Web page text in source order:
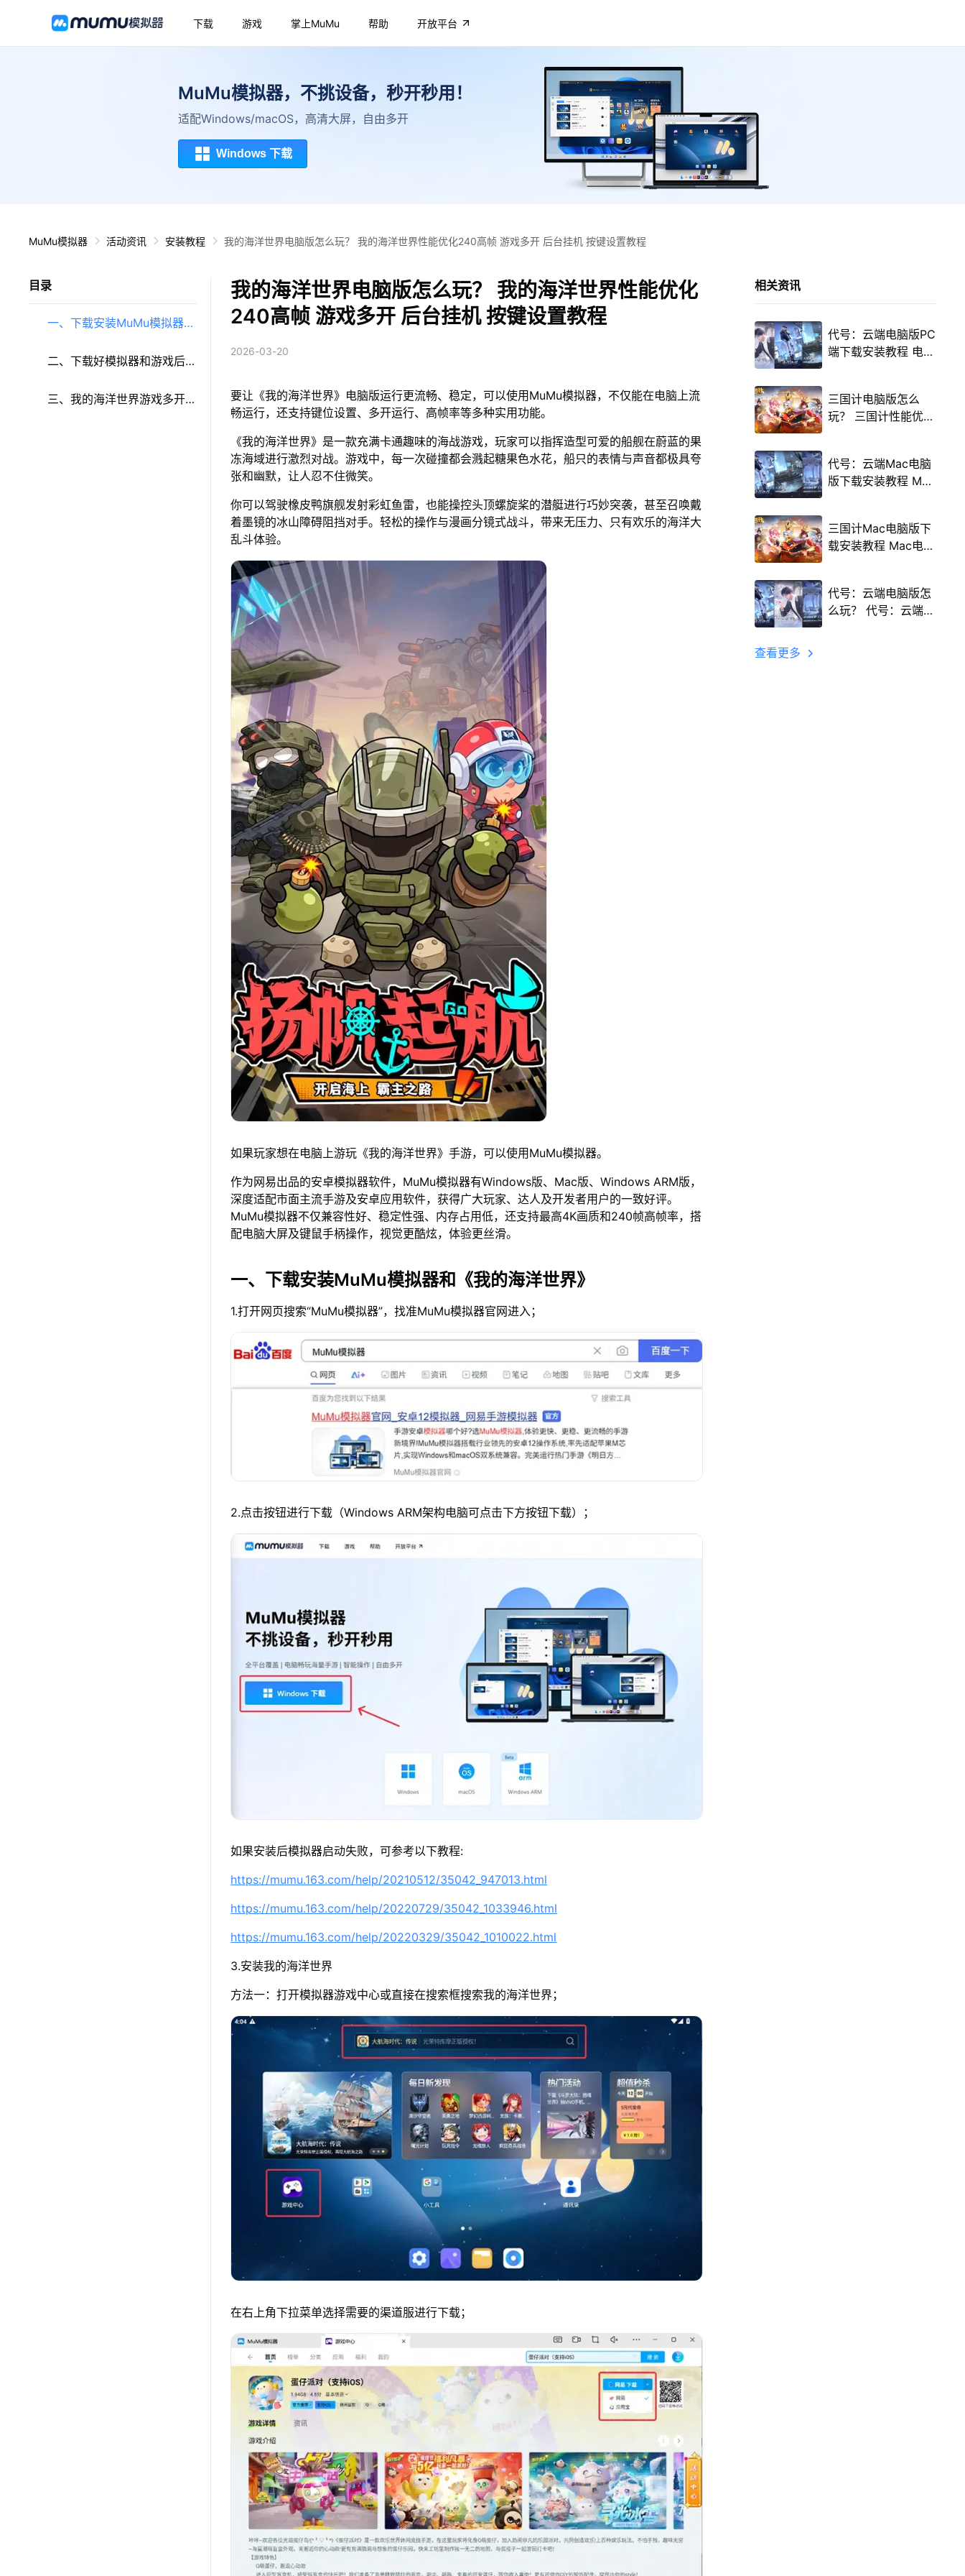
下载 游戏 掌上MuMu 帮助 开放平台
MuMu模拟器，不挑设备，秒开秒用！
适配Windows/macOS，高清大屏，自由多开
Windows 下载
MuMu模拟器 活动资讯 安装教程 我的海洋世界电脑版怎么玩？ 我的海洋世界性能优化240高帧 游戏多开 后台挂机 按键设置教程
目录
一、下载安装MuMu模拟器和
《我的海洋世界》
二、下载好模拟器和游戏后
再参考以下步骤进行设置：
三、我的海洋世界游戏多开
我的海洋世界电脑版怎么玩？ 我的海洋世界性能优化
240高帧 游戏多开 后台挂机 按键设置教程
2026-03-20
要让《我的海洋世界》电脑版运行更流畅、稳定，可以使用MuMu模拟器，不仅能在电脑上流
畅运行，还支持键位设置、多开运行、高帧率等多种实用功能。
《我的海洋世界》是一款充满卡通趣味的海战游戏，玩家可以指挥造型可爱的船舰在蔚蓝的果
冻海域进行激烈对战。游戏中，每一次碰撞都会溅起糖果色水花，船只的表情与声音都极具夸
张和幽默，让人忍不住微笑。
你可以驾驶橡皮鸭旗舰发射彩虹鱼雷，也能操控头顶螺旋桨的潜艇进行巧妙突袭，甚至召唤戴
着墨镜的冰山障碍阻挡对手。轻松的操作与漫画分镜式战斗，带来无压力、只有欢乐的海洋大
乱斗体验。
如果玩家想在电脑上游玩《我的海洋世界》手游，可以使用MuMu模拟器。
作为网易出品的安卓模拟器软件，MuMu模拟器有Windows版、Mac版、Windows ARM版，
深度适配市面主流手游及安卓应用软件，获得广大玩家、达人及开发者用户的一致好评。
MuMu模拟器不仅兼容性好、稳定性强、内存占用低，还支持最高4K画质和240帧高帧率，搭
配电脑大屏及键鼠手柄操作，视觉更酷炫，体验更丝滑。
一、下载安装MuMu模拟器和《我的海洋世界》
1.打开网页搜索“MuMu模拟器”，找准MuMu模拟器官网进入；
2.点击按钮进行下载（Windows ARM架构电脑可点击下方按钮下载）；
如果安装后模拟器启动失败，可参考以下教程:
https://mumu.163.com/help/20210512/35042_947013.html
https://mumu.163.com/help/20220729/35042_1033946.html
https://mumu.163.com/help/20220329/35042_1010022.html
3.安装我的海洋世界
方法一：打开模拟器游戏中心或直接在搜索框搜索我的海洋世界；
在右上角下拉菜单选择需要的渠道服进行下载；
相关资讯
代号：云端电脑版PC
端下载安装教程 电脑
三国计电脑版怎么
玩？ 三国计性能优化
程
代号：云端Mac电脑
版下载安装教程 Mac
三国计Mac电脑版下
载安装教程 Mac电脑
代号：云端电脑版怎
么玩？ 代号：云端性
查看更多